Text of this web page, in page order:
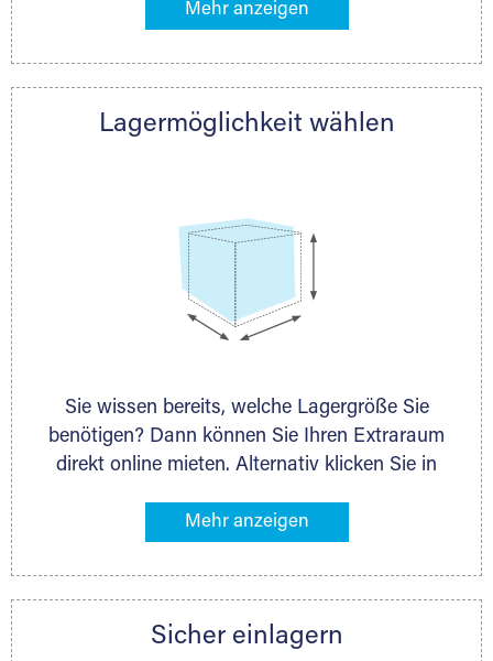
Lagermöglichkeiten in Ihrer Nähe. An zahlreichen
direkt online mieten. Gibt es Extraraum noch
nächstgelegenen Partner und besprechen alles
Lagermöglichkeit wählen
Sie wissen bereits, welche Lagergröße Sie
benötigen? Dann können Sie Ihren Extraraum
direkt online mieten. Alternativ klicken Sie in
Gegenstände an, die Sie einlagern möchten –
ermittelt. Natürlich steht Ihnen Ihr Extraraum
persönlich hinsichtlich Lagervolumen und zu
Sicher einlagern